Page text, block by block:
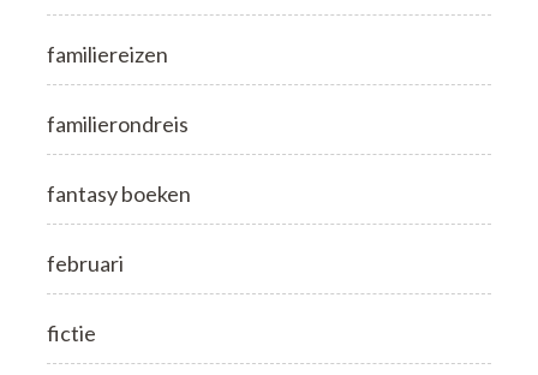
familiereizen
familierondreis
fantasy boeken
februari
fictie